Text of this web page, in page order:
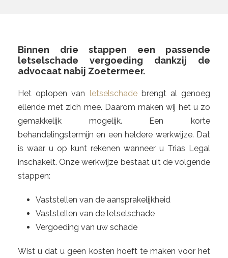
Binnen drie stappen een passende
letselschade vergoeding dankzij de
advocaat nabij Zoetermeer.
Het oplopen van letselschadebrengt al genoeg
ellende met zich mee. Daarom maken wij het u zo
gemakkelijk mogelijk. Een korte
behandelingstermijn en een heldere werkwijze. Dat
is waar u op kunt rekenen wanneer u Trias Legal
inschakelt. Onze werkwijze bestaat uit de volgende
stappen:
Vaststellen van de aansprakelijkheid
Vaststellen van de letselschade
Vergoeding van uw schade
Wist u dat u geen kosten hoeft te maken voor het